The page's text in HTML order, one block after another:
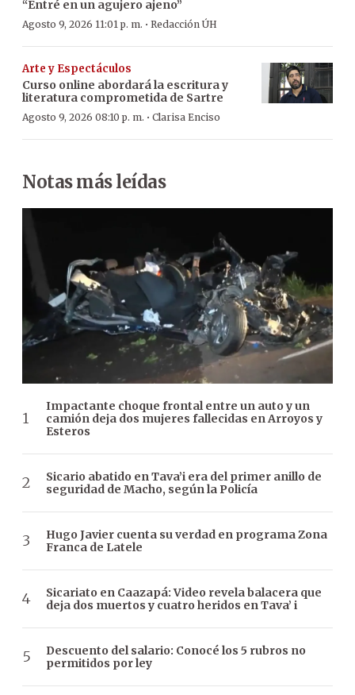
“Entré en un agujero ajeno”
Agosto 9, 2026 11:01 p. m. · Redacción ÚH
Arte y Espectáculos
Curso online abordará la escritura y
literatura comprometida de Sartre
Agosto 9, 2026 08:10 p. m. · Clarisa Enciso
Notas más leídas
Impactante choque frontal entre un auto y un
camión deja dos mujeres fallecidas en Arroyos y
Esteros
Sicario abatido en Tava’i era del primer anillo de
seguridad de Macho, según la Policía
Hugo Javier cuenta su verdad en programa Zona
Franca de Latele
Sicariato en Caazapá: Video revela balacera que
deja dos muertos y cuatro heridos en Tava’ i
Descuento del salario: Conocé los 5 rubros no
permitidos por ley